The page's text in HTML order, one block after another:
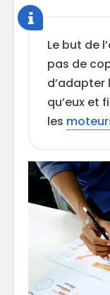
Le but de
pas de
d’adapter
qu’eux et
les